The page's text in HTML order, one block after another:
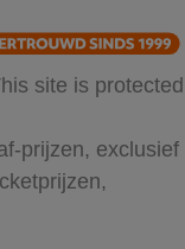
site is protected
prijzen, exclusief